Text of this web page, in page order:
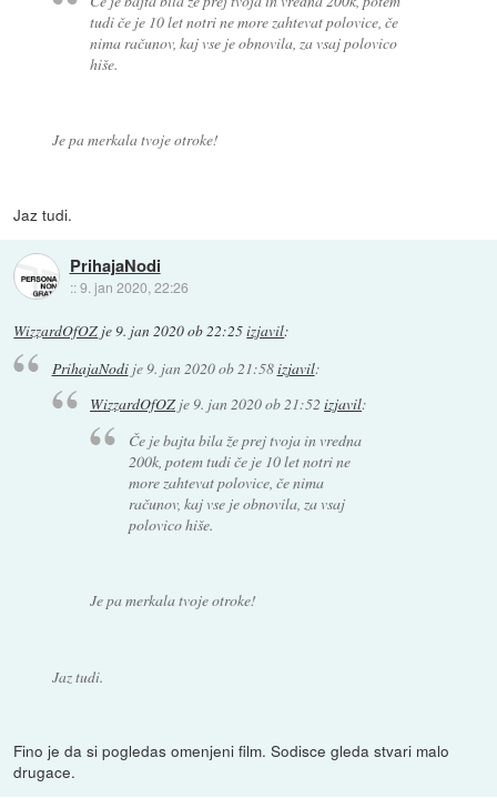
tudi če je 10 let notri ne more zahtevat polovice, če
nima računov, kaj vse je obnovila, za vsaj polovico
hiše.
Je pa merkala tvoje otroke!
Jaz tudi.
PrihajaNodi
::9. jan 2020, 22:26
WizzardOfOZ je9. jan 2020 ob 22:25izjavil:
PrihajaNodije 9. jan 2020 ob 21:58izjavil:
WizzardOfOZje9. jan 2020 ob 21:52izjavil:
Če je bajta bila že prej tvoja in vredna
200k, potem tudi če je 10 let notri ne
more zahtevat polovice, če nima
računov, kaj vse je obnovila, za vsaj
polovico hiše.
Je pa merkala tvoje otroke!
Jaz tudi.
Fino je da si pogledas omenjeni film. Sodisce gleda stvari malo
drugace.